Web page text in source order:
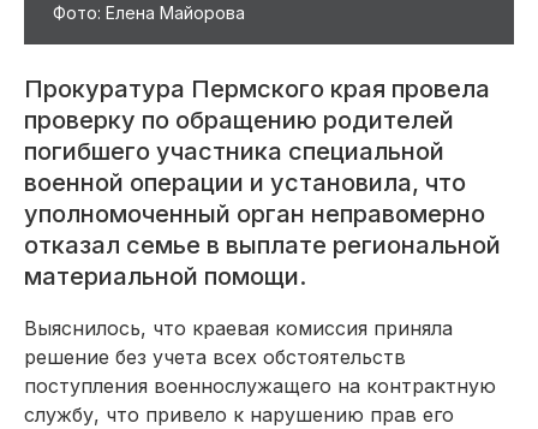
Фото: Елена Майорова
Прокуратура Пермского края провела
проверку по обращению родителей
погибшего участника специальной
военной операции и установила, что
уполномоченный орган неправомерно
отказал семье в выплате региональной
материальной помощи.
Выяснилось, что краевая комиссия приняла
решение без учета всех обстоятельств
поступления военнослужащего на контрактную
службу, что привело к нарушению прав его